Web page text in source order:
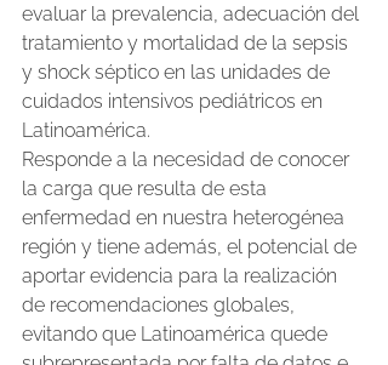
evaluar la prevalencia, adecuación del
tratamiento y mortalidad de la sepsis
y shock séptico en las unidades de
cuidados intensivos pediátricos en
Latinoamérica.
Responde a la necesidad de conocer
la carga que resulta de esta
enfermedad en nuestra heterogénea
región y tiene además, el potencial de
aportar evidencia para la realización
de recomendaciones globales,
evitando que Latinoamérica quede